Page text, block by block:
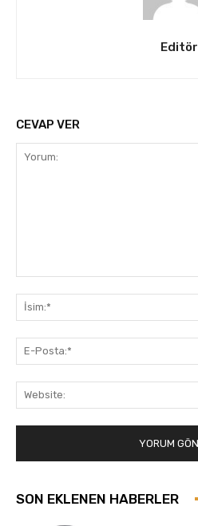
Editör
CEVAP VER
SON EKLENEN HABERLER